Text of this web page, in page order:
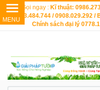
Gọi ngay : Kĩ thuật:
0903.484.744 / 0908.029.292 /
Chính sách đại lý